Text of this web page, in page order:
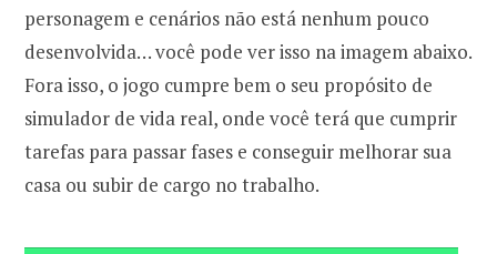
personagem e cenários não está nenhum pouco
desenvolvida… você pode ver isso na imagem abaixo.
Fora isso, o jogo cumpre bem o seu propósito de
simulador de vida real, onde você terá que cumprir
tarefas para passar fases e conseguir melhorar sua
casa ou subir de cargo no trabalho.